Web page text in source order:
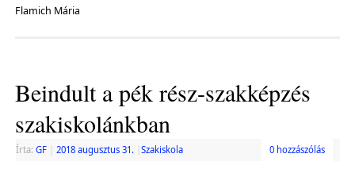
Flamich Mária
Beindult a pék rész-szakképzés
szakiskolánkban
Írta: GF 2018 augusztus 31. Szakiskola 0 hozzászólás